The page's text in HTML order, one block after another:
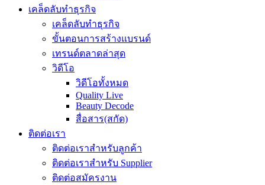
เคล็ดลับทำธุรกิจ
เคล็ดลับทำธุรกิจ
ขั้นตอนการสร้างแบรนด์
เทรนด์ตลาดล่าสุด
วิดีโอ
วิดีโอทั้งหมด
Quality Live
Beauty Decode
สื่อสาร(สกัด)
ติดต่อเรา
ติดต่อเราสำหรับลูกค้า
ติดต่อเราสำหรับ Supplier
ติดต่อสมัครงาน